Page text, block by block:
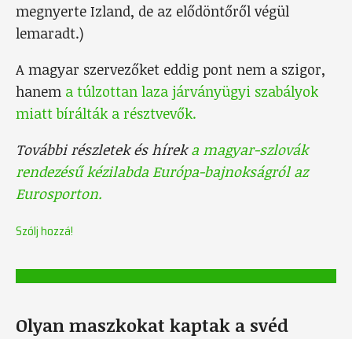
megnyerte Izland, de az elődöntőről végül
lemaradt.)
A magyar szervezőket eddig pont nem a szigor,
hanem a túlzottan laza járványügyi szabályok
miatt bírálták a résztvevők.
További részletek és híreka magyar-szlovák
rendezésű kézilabda Európa-bajnokságról az
Eurosporton.
Szólj hozzá!
Olyan maszkokat kaptak a svéd